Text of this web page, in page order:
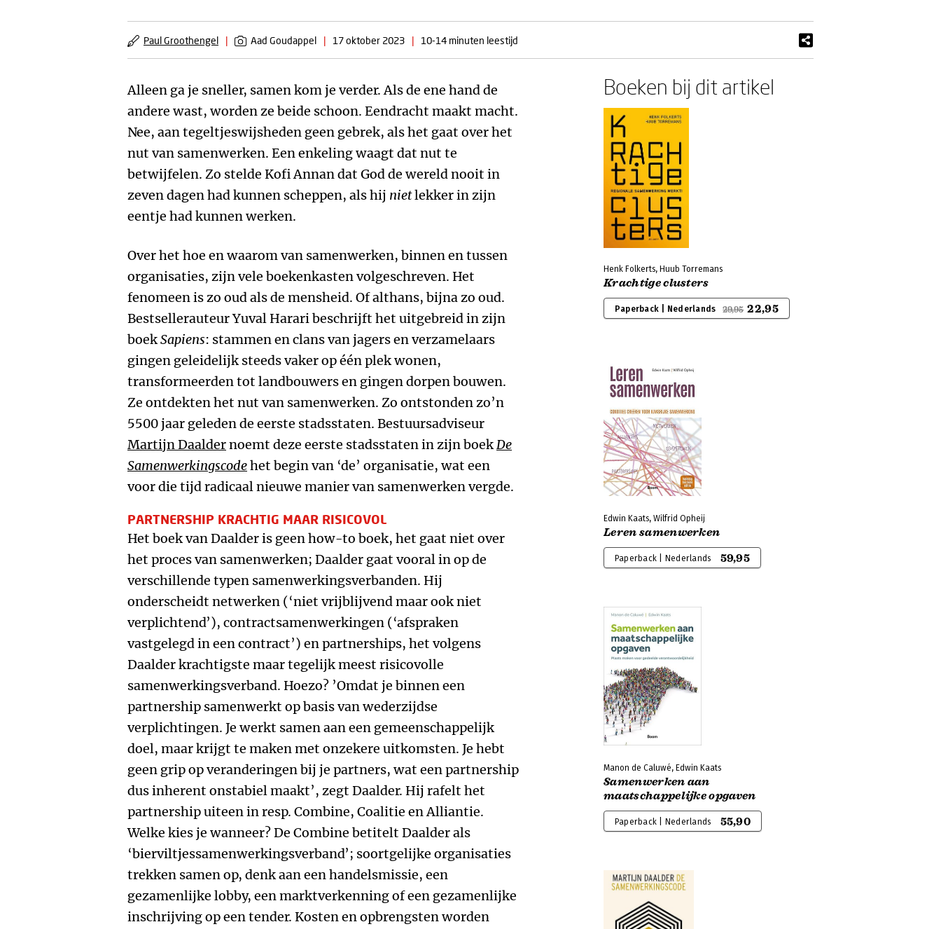
Paul Groothengel | Aad Goudappel | 17 oktober 2023 | 10-14 minuten leestijd
Alleen ga je sneller, samen kom je verder. Als de ene hand de
andere wast, worden ze beide schoon. Eendracht maakt macht.
Nee, aan tegeltjeswijsheden geen gebrek, als het gaat over het
nut van samenwerken. Een enkeling waagt dat nut te
betwijfelen. Zo stelde Kofi Annan dat God de wereld nooit in
zeven dagen had kunnen scheppen, als hij nietlekker in zijn
eentje had kunnen werken.
Over het hoe en waarom van samenwerken, binnen en tussen
organisaties, zijn vele boekenkasten volgeschreven. Het
fenomeen is zo oud als de mensheid. Of althans, bijna zo oud.
Bestsellerauteur Yuval Harari beschrijft het uitgebreid in zijn
boekSapiens: stammen en clans van jagers en verzamelaars
gingen geleidelijk steeds vaker op één plek wonen,
transformeerden tot landbouwers en gingen dorpen bouwen.
Ze ontdekten het nut van samenwerken. Zo ontstonden zo’n
5500 jaar geleden de eerste stadsstaten. Bestuursadviseur
Martijn Daaldernoemt deze eerste stadsstaten in zijn boekDe
Samenwerkingscodehet begin van ‘de’ organisatie, wat een
voor die tijd radicaal nieuwe manier van samenwerken vergde.
PARTNERSHIP KRACHTIG MAAR RISICOVOL
Het boek van Daalder is geen how-to boek, het gaat niet over
het proces van samenwerken; Daalder gaat vooral in op de
verschillende typen samenwerkingsverbanden. Hij
onderscheidt netwerken (‘niet vrijblijvend maar ook niet
verplichtend’), contractsamenwerkingen (‘afspraken
vastgelegd in een contract’) en partnerships, het volgens
Daalder krachtigste maar tegelijk meest risicovolle
samenwerkingsverband. Hoezo? ’Omdat je binnen een
partnership samenwerkt op basis van wederzijdse
verplichtingen. Je werkt samen aan een gemeenschappelijk
doel, maar krijgt te maken met onzekere uitkomsten. Je hebt
geen grip op veranderingen bij je partners, wat een partnership
dus inherent onstabiel maakt’, zegt Daalder. Hij rafelt het
partnership uiteen in resp. Combine, Coalitie en Alliantie.
Welke kies je wanneer? De Combine betitelt Daalder als
‘bierviltjessamenwerkingsverband’; soortgelijke organisaties
trekken samen op, denk aan een handelsmissie, een
gezamenlijke lobby, een marktverkenning of een gezamenlijke
inschrijving op een tender. Kosten en opbrengsten worden
Boeken bij dit artikel
Henk Folkerts, Huub Torremans
Krachtige clusters
Paperback | Nederlands 29,95 22,95
Edwin Kaats, Wilfrid Opheij
Leren samenwerken
Paperback | Nederlands 59,95
Manon de Caluwé, Edwin Kaats
Samenwerken aan
maatschappelijke opgaven
Paperback | Nederlands 55,90